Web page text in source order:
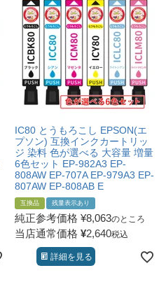
IC80 とうもろこし EPSON(エ
プソン) 互換インクカートリッ
ジ 染料 色が選べる 大容量 増量
6色セット EP-982A3 EP-
808AW EP-707A EP-979A3 EP-
807AW EP-808AB E
互換品 残量表示あり
純正参考価格 ¥8,063のところ
当店通常価格 ¥2,640税込
詳細を見る